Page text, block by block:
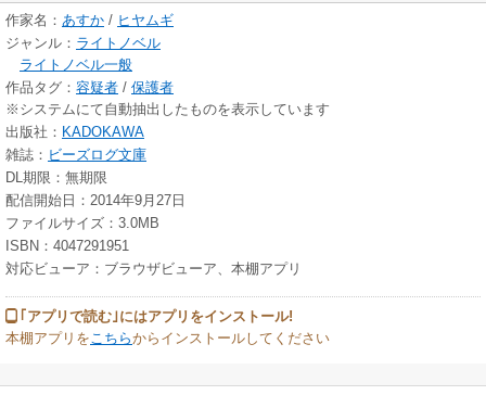
作家名： あすか / ヒヤムギ
ジャンル： ライトノベル
ライトノベル一般
作品タグ： 容疑者 / 保護者
※システムにて自動抽出したものを表示しています
出版社： KADOKAWA
雑誌： ビーズログ文庫
DL期限：無期限
配信開始日：2014年9月27日
ファイルサイズ：3.0MB
ISBN：4047291951
対応ビューア：ブラウザビューア、本棚アプリ
｢アプリで読む｣にはアプリをインストール!
本棚アプリをこちらからインストールしてください